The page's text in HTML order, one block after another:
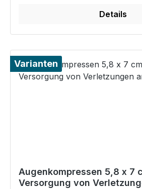
Details
Varianten
Augenkompressen 5,8 x 7
Versorgung von